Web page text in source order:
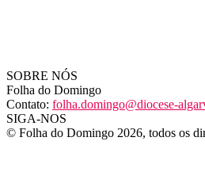
SOBRE NÓS
Folha do Domingo
Contato: folha.domingo@diocese-
SIGA-NOS
© Folha do Domingo 2026, todos os